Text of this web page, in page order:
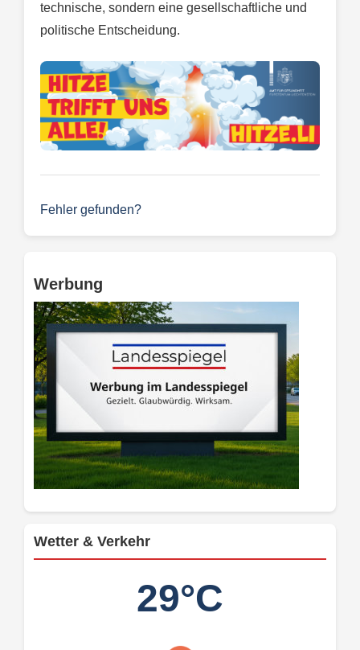
technische, sondern eine gesellschaftliche und
politische Entscheidung.
Fehler gefunden?
Werbung
Wetter & Verkehr
29°C